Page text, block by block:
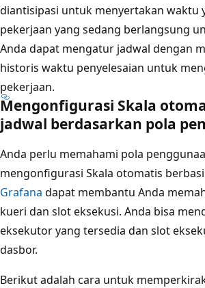
diantisipasi untuk menyertakan waktu
pekerjaan yang sedang berlangsung
Anda dapat mengatur jadwal dengan
historis waktu penyelesaian untuk
pekerjaan.
Mengonfigurasi Skala
jadwal berdasarkan pola
Anda perlu memahami pola
mengonfigurasi Skala otomatis
Grafana dapat membantu Anda
kueri dan slot eksekusi. Anda bisa
eksekutor yang tersedia dan slot
dasbor.
Berikut adalah cara untuk